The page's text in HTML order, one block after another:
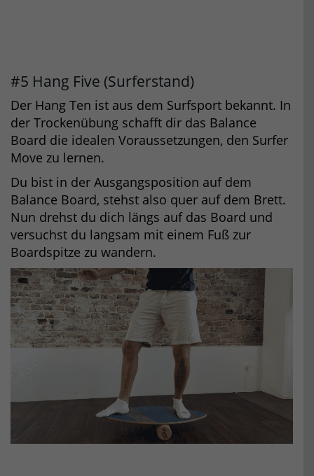
#5 Hang Five (Surferstand)
Der Hang Ten ist aus dem Surfsport bekannt. In
der Trockenübung schafft dir das Balance
Board die idealen Voraussetzungen, den Surfer
Move zu lernen.
Du bist in der Ausgangsposition auf dem
Balance Board, stehst also quer auf dem Brett.
Nun drehst du dich längs auf das Board und
versuchst du langsam mit einem Fuß zur
Boardspitze zu wandern.